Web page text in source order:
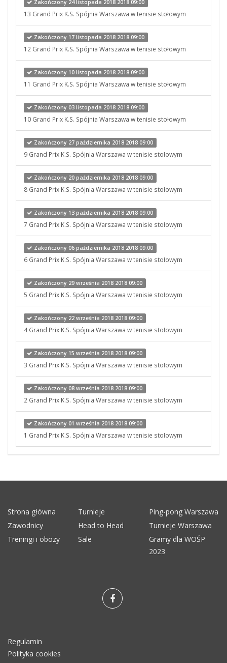
Zakończony 24 listopada 2018 2018 09:00
13 Grand Prix K.S. Spójnia Warszawa w tenisie stołowym
Zakończony 17 listopada 2018 2018 09:00
12 Grand Prix K.S. Spójnia Warszawa w tenisie stołowym
Zakończony 10 listopada 2018 2018 09:00
11 Grand Prix K.S. Spójnia Warszawa w tenisie stołowym
Zakończony 03 listopada 2018 2018 09:00
10 Grand Prix K.S. Spójnia Warszawa w tenisie stołowym
Zakończony 27 października 2018 2018 09:00
9 Grand Prix K.S. Spójnia Warszawa w tenisie stołowym
Zakończony 20 października 2018 2018 09:00
8 Grand Prix K.S. Spójnia Warszawa w tenisie stołowym
Zakończony 13 października 2018 2018 09:00
7 Grand Prix K.S. Spójnia Warszawa w tenisie stołowym
Zakończony 06 października 2018 2018 09:00
6 Grand Prix K.S. Spójnia Warszawa w tenisie stołowym
Zakończony 29 września 2018 2018 09:00
5 Grand Prix K.S. Spójnia Warszawa w tenisie stołowym
Zakończony 22 września 2018 2018 09:00
4 Grand Prix K.S. Spójnia Warszawa w tenisie stołowym
Zakończony 15 września 2018 2018 09:00
3 Grand Prix K.S. Spójnia Warszawa w tenisie stołowym
Zakończony 08 września 2018 2018 09:00
2 Grand Prix K.S. Spójnia Warszawa w tenisie stołowym
Zakończony 01 września 2018 2018 09:00
1 Grand Prix K.S. Spójnia Warszawa w tenisie stołowym
Strona główna Turnieje
Ping-pong Warszawa
Zawodnicy
Head to Head
Turnieje Warszawa
Treningi i obozy
Sale
Gramy dla WOŚP
2023
Regulamin
Polityka cookies